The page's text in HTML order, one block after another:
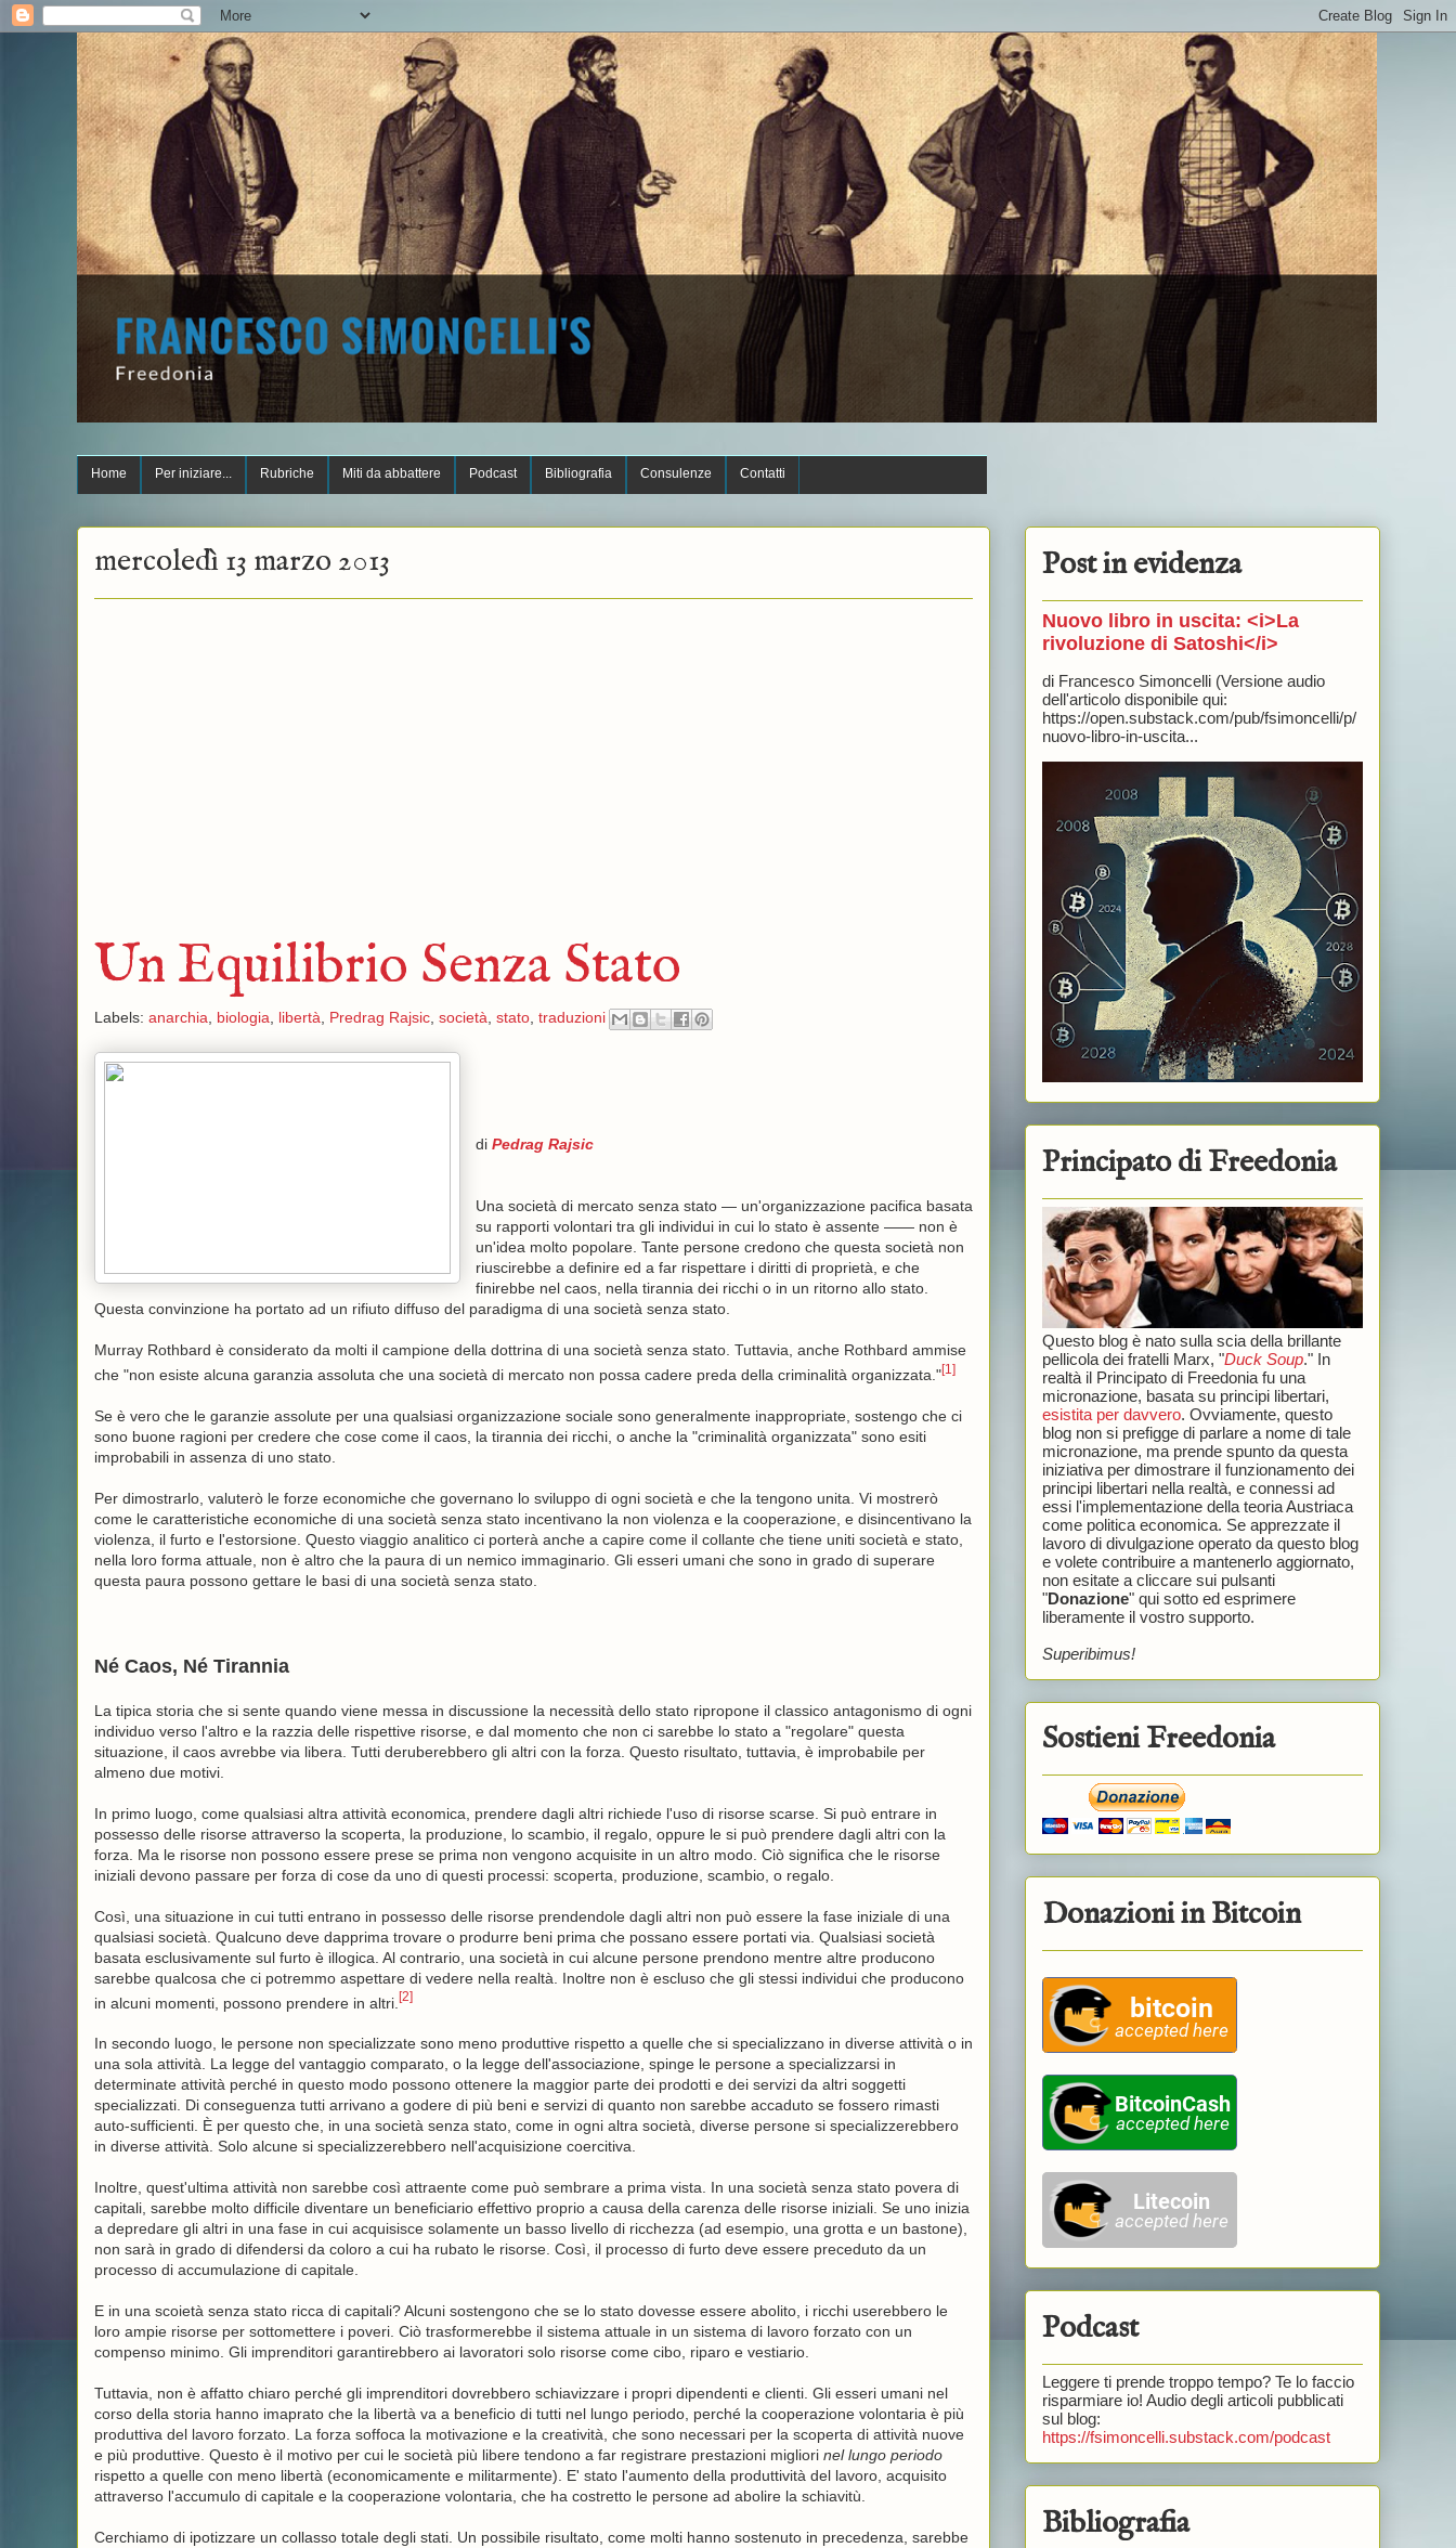
Home Per iniziare... Rubriche Miti da abbattere Podcast Bibliografia Consulenze Contatti
mercoledì 13 marzo 2013
Un Equilibrio Senza Stato
Labels: anarchia, biologia, libertà, Predrag Rajsic, società, stato, traduzioni
di Pedrag Rajsic
Una società di mercato senza stato — un'organizzazione pacifica basata
su rapporti volontari tra gli individui in cui lo stato è assente —— non è
un'idea molto popolare. Tante persone credono che questa società non
riuscirebbe a definire ed a far rispettare i diritti di proprietà, e che
finirebbe nel caos, nella tirannia dei ricchi o in un ritorno allo stato.
Questa convinzione ha portato ad un rifiuto diffuso del paradigma di una società senza stato.
Murray Rothbard è considerato da molti il campione della dottrina di una società senza stato. Tuttavia, anche Rothbard ammise
che "non esiste alcuna garanzia assoluta che una società di mercato non possa cadere preda della criminalità organizzata."[1]
Se è vero che le garanzie assolute per una qualsiasi organizzazione sociale sono generalmente inappropriate, sostengo che ci
sono buone ragioni per credere che cose come il caos, la tirannia dei ricchi, o anche la "criminalità organizzata" sono esiti
improbabili in assenza di uno stato.
Per dimostrarlo, valuterò le forze economiche che governano lo sviluppo di ogni società e che la tengono unita. Vi mostrerò
come le caratteristiche economiche di una società senza stato incentivano la non violenza e la cooperazione, e disincentivano la
violenza, il furto e l'estorsione. Questo viaggio analitico ci porterà anche a capire come il collante che tiene uniti società e stato,
nella loro forma attuale, non è altro che la paura di un nemico immaginario. Gli esseri umani che sono in grado di superare
questa paura possono gettare le basi di una società senza stato.
Né Caos, Né Tirannia
La tipica storia che si sente quando viene messa in discussione la necessità dello stato ripropone il classico antagonismo di ogni
individuo verso l'altro e la razzia delle rispettive risorse, e dal momento che non ci sarebbe lo stato a "regolare" questa
situazione, il caos avrebbe via libera. Tutti deruberebbero gli altri con la forza. Questo risultato, tuttavia, è improbabile per
almeno due motivi.
In primo luogo, come qualsiasi altra attività economica, prendere dagli altri richiede l'uso di risorse scarse. Si può entrare in
possesso delle risorse attraverso la scoperta, la produzione, lo scambio, il regalo, oppure le si può prendere dagli altri con la
forza. Ma le risorse non possono essere prese se prima non vengono acquisite in un altro modo. Ciò significa che le risorse
iniziali devono passare per forza di cose da uno di questi processi: scoperta, produzione, scambio, o regalo.
Così, una situazione in cui tutti entrano in possesso delle risorse prendendole dagli altri non può essere la fase iniziale di una
qualsiasi società. Qualcuno deve dapprima trovare o produrre beni prima che possano essere portati via. Qualsiasi società
basata esclusivamente sul furto è illogica. Al contrario, una società in cui alcune persone prendono mentre altre producono
sarebbe qualcosa che ci potremmo aspettare di vedere nella realtà. Inoltre non è escluso che gli stessi individui che producono
in alcuni momenti, possono prendere in altri. [2]
In secondo luogo, le persone non specializzate sono meno produttive rispetto a quelle che si specializzano in diverse attività o in
una sola attività. La legge del vantaggio comparato, o la legge dell'associazione, spinge le persone a specializzarsi in
determinate attività perché in questo modo possono ottenere la maggior parte dei prodotti e dei servizi da altri soggetti
specializzati. Di conseguenza tutti arrivano a godere di più beni e servizi di quanto non sarebbe accaduto se fossero rimasti
auto-sufficienti. È per questo che, in una società senza stato, come in ogni altra società, diverse persone si specializzerebbero
in diverse attività. Solo alcune si specializzerebbero nell'acquisizione coercitiva.
Inoltre, quest'ultima attività non sarebbe così attraente come può sembrare a prima vista. In una società senza stato povera di
capitali, sarebbe molto difficile diventare un beneficiario effettivo proprio a causa della carenza delle risorse iniziali. Se uno inizia
a depredare gli altri in una fase in cui acquisisce solamente un basso livello di ricchezza (ad esempio, una grotta e un bastone),
non sarà in grado di difendersi da coloro a cui ha rubato le risorse. Così, il processo di furto deve essere preceduto da un
processo di accumulazione di capitale.
E in una scoietà senza stato ricca di capitali? Alcuni sostengono che se lo stato dovesse essere abolito, i ricchi userebbero le
loro ampie risorse per sottomettere i poveri. Ciò trasformerebbe il sistema attuale in un sistema di lavoro forzato con un
compenso minimo. Gli imprenditori garantirebbero ai lavoratori solo risorse come cibo, riparo e vestiario.
Tuttavia, non è affatto chiaro perché gli imprenditori dovrebbero schiavizzare i propri dipendenti e clienti. Gli esseri umani nel
corso della storia hanno imaprato che la libertà va a beneficio di tutti nel lungo periodo, perché la cooperazione volontaria è più
produttiva del lavoro forzato. La forza soffoca la motivazione e la creatività, che sono necessari per la scoperta di attività nuove
e più produttive. Questo è il motivo per cui le società più libere tendono a far registrare prestazioni migliori nel lungo periodo
rispetto a quelle con meno libertà (economicamente e militarmente). E' stato l'aumento della produttività del lavoro, acquisito
attraverso l'accumulo di capitale e la cooperazione volontaria, che ha costretto le persone ad abolire la schiavitù.
Cerchiamo di ipotizzare un collasso totale degli stati. Un possibile risultato, come molti hanno sostenuto in precedenza, sarebbe
Post in evidenza
Nuovo libro in uscita: <i>La
rivoluzione di Satoshi</i>
di Francesco Simoncelli (Versione audio
dell'articolo disponibile qui:
https://open.substack.com/pub/fsimoncelli/p/
nuovo-libro-in-uscita...
Principato di Freedonia
Questo blog è nato sulla scia della brillante
pellicola dei fratelli Marx, "Duck Soup." In
realtà il Principato di Freedonia fu una
micronazione, basata su principi libertari,
esistita per davvero. Ovviamente, questo
blog non si prefigge di parlare a nome di tale
micronazione, ma prende spunto da questa
iniziativa per dimostrare il funzionamento dei
principi libertari nella realtà, e connessi ad
essi l'implementazione della teoria Austriaca
come politica economica. Se apprezzate il
lavoro di divulgazione operato da questo blog
e volete contribuire a mantenerlo aggiornato,
non esitate a cliccare sui pulsanti
"Donazione" qui sotto ed esprimere
liberamente il vostro supporto.
Superibimus!
Sostieni Freedonia
Donazioni in Bitcoin
Podcast
Leggere ti prende troppo tempo? Te lo faccio
risparmiare io! Audio degli articoli pubblicati
sul blog:
https://fsimoncelli.substack.com/podcast
Bibliografia